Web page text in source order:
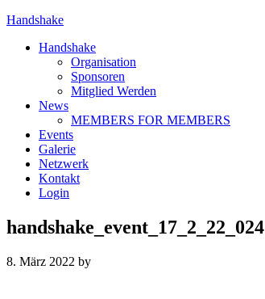
Handshake
Handshake
Organisation
Sponsoren
Mitglied Werden
News
MEMBERS FOR MEMBERS
Events
Galerie
Netzwerk
Kontakt
Login
handshake_event_17_2_22_024
8. März 2022 by